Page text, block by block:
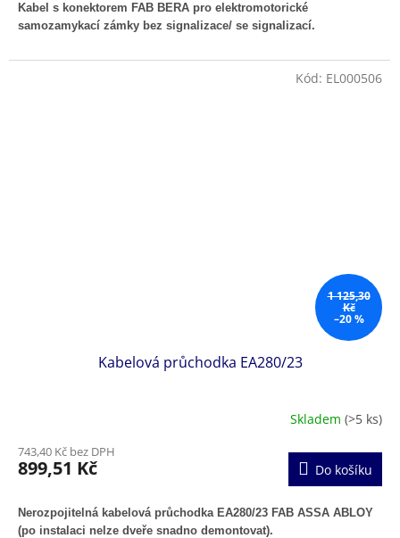
Kabel s konektorem FAB BERA pro elektromotorické
samozamykací zámky bez signalizace/ se signalizací.
1 125,30
Kč
–20 %
Kabelová průchodka EA280/23
Skladem (>5 ks)
743,40 Kč bez DPH
899,51 Kč Do košíku
Nerozpojitelná kabelová průchodka EA280/23 FAB ASSA ABLOY
(po instalaci nelze dveře snadno demontovat).
Kód: EL000506